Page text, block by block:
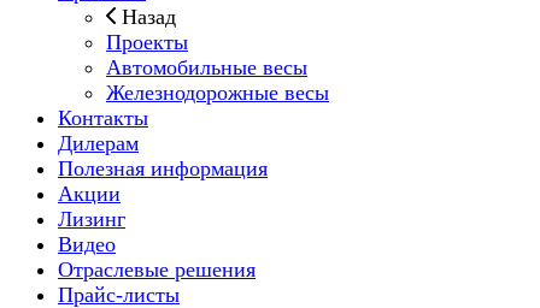
Назад
Проекты
Автомобильные весы
Железнодорожные весы
Контакты
Дилерам
Полезная информация
Акции
Лизинг
Видео
Отраслевые решения
Прайс-листы